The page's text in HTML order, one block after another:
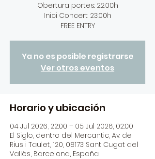
Obertura portes: 22:00h
Inici Concert: 23:00h
FREE ENTRY
Ya no es posible registrarse
Ver otros eventos
Horario y ubicación
04 Jul 2026, 22:00 – 05 Jul 2026, 02:00
El Siglo, dentro del Mercantic, Av. de
Rius i Taulet, 120, 08173 Sant Cugat del
Vallès, Barcelona, España